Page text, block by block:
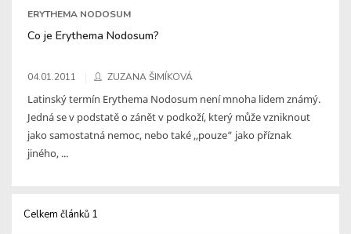
ERYTHEMA NODOSUM
Co je Erythema Nodosum?
04.01.2011 ZUZANA ŠIMÍKOVÁ
Latinský termín Erythema Nodosum není mnoha lidem známý.
Jedná se v podstatě o zánět v podkoží, který může vzniknout
jako samostatná nemoc, nebo také ,,pouze“ jako příznak
jiného, ...
Celkem článků 1